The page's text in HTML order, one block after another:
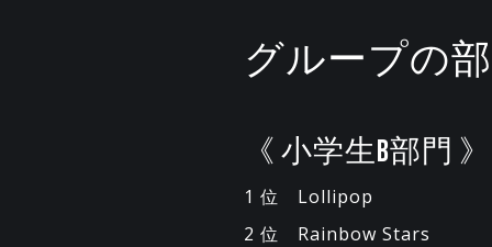
グループの部
《 小学生B部門 》
1 位 Lollipop
2 位 Rainbow Stars